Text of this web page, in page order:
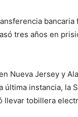
tres años en
Nueva Jersey y
instancia, la
llevar tobillera